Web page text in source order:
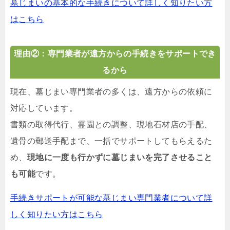
墓じまいの基本的な手続きについて詳しく知りたい方
はこちら
理由②：専門業者が遠方からの手続きをサポートでき
るから
現在、墓じまい専門業者の多くは、遠方からの依頼に
対応しています。
書類の取得代行、霊園との調整、現地石材店の手配、
遺骨の郵送手配まで、一括でサポートしてもらえるた
め、 現地に一度も行かずに墓じまいを完了させること
も可能です。
手続きサポートが可能な墓じまい専門業者について詳
しく知りたい方はこちら